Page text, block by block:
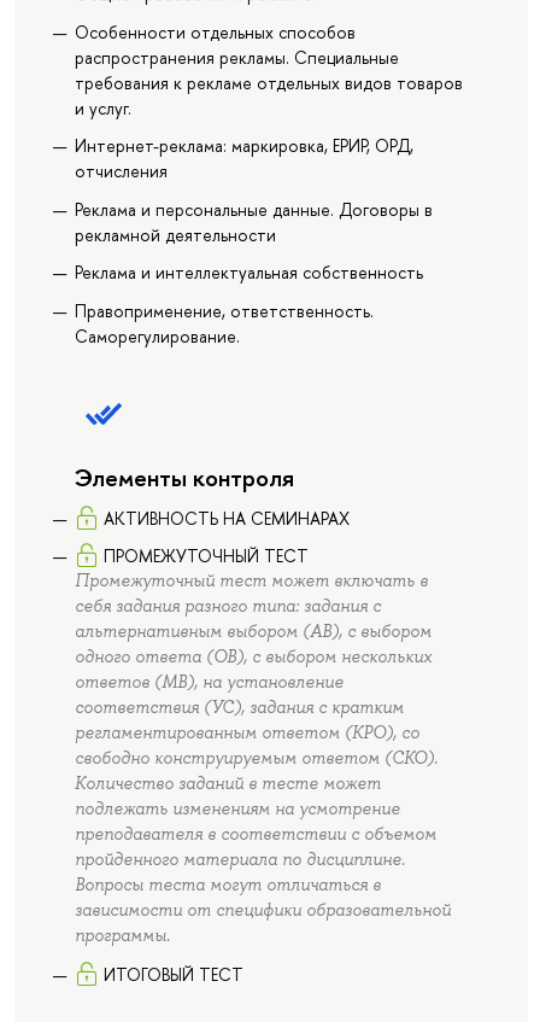
Особенности отдельных способов
распространения рекламы. Специальные
требования к рекламе отдельных видов товаров
и услуг.
Интернет-реклама: маркировка, ЕРИР, ОРД,
отчисления
Реклама и персональные данные. Договоры в
рекламной деятельности
Реклама и интеллектуальная собственность
Правоприменение, ответственность.
Саморегулирование.
Элементы контроля
АКТИВНОСТЬ НА СЕМИНАРАХ
ПРОМЕЖУТОЧНЫЙ ТЕСТ
Промежуточный тест может включать в
себя задания разного типа: задания с
альтернативным выбором (AB), с выбором
одного ответа (ОВ), с выбором нескольких
ответов (МВ), на установление
соответствия (УС), задания с кратким
регламентированным ответом (КРО), со
свободно конструируемым ответом (СКО).
Количество заданий в тесте может
подлежать изменениям на усмотрение
преподавателя в соответствии с объемом
пройденного материала по дисциплине.
Вопросы теста могут отличаться в
зависимости от специфики образовательной
программы.
ИТОГОВЫЙ ТЕСТ